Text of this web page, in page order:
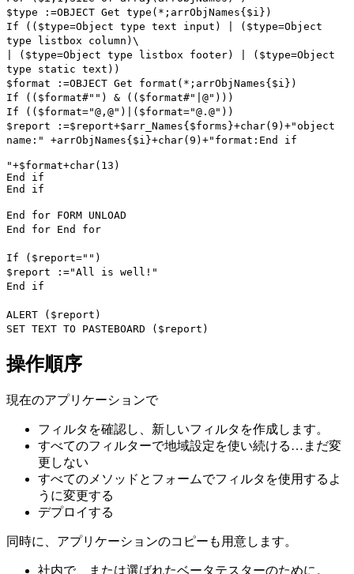
$type :=OBJECT Get type (*; arrObjNames{ $i })
If (( $type=Object type text input ) | ( $type=Object
type listbox column ) \
| ( $type=Object type listbox footer) | ( $type=Object
type static text ))
$format :=OBJECT Get format(*; arrObjNames{ $i })
If (( $format#"") & (( $format#"|@")))
If (( $format="@,@")|( $format="@.@"))
$report :=$report+$arr_Names{ $forms }+char(9)+"object
name:" +arrObjNames{ $i }+char(9)+"format: End if
"+$format+char(13)
End if
End if
End for FORM UNLOAD
End for End for
If ( $report="")
$report :="All is well!"
End if
ALERT ( $report )
SET TEXT TO PASTEBOARD ( $report )
操作順序
現在のアプリケーションで
フィルタを確認し、新しいフィルタを作成します。
すべてのフィルターで地域設定を使い続ける…まだ変
更しない
すべてのメソッドとフォームでフィルタを使用するよ
うに変更する
デプロイする
同時に、アプリケーションのコピーも用意します。
社内で、または選ばれたベータテスターのために。